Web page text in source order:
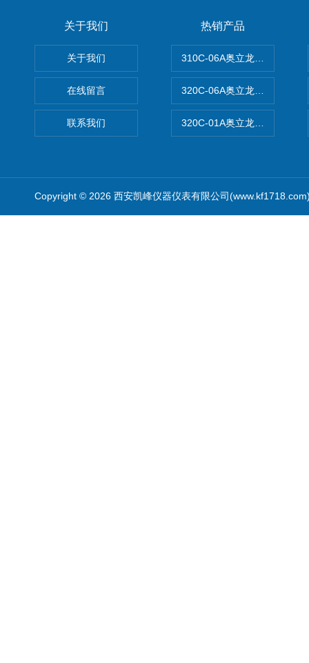
关于我们
关于我们
在线留言
联系我们
热销产品
310C-06A奥立龙实验室台式
320C-06A奥立龙实验室便携
320C-01A奥立龙实验室便携
Copyright © 2026 西安凯峰仪器仪表有限公司